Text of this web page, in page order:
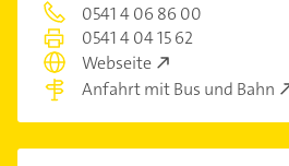
0541 4 06 86 00
0541 4 04 15 62
Webseite
Anfahrt mit Bus und Bahn